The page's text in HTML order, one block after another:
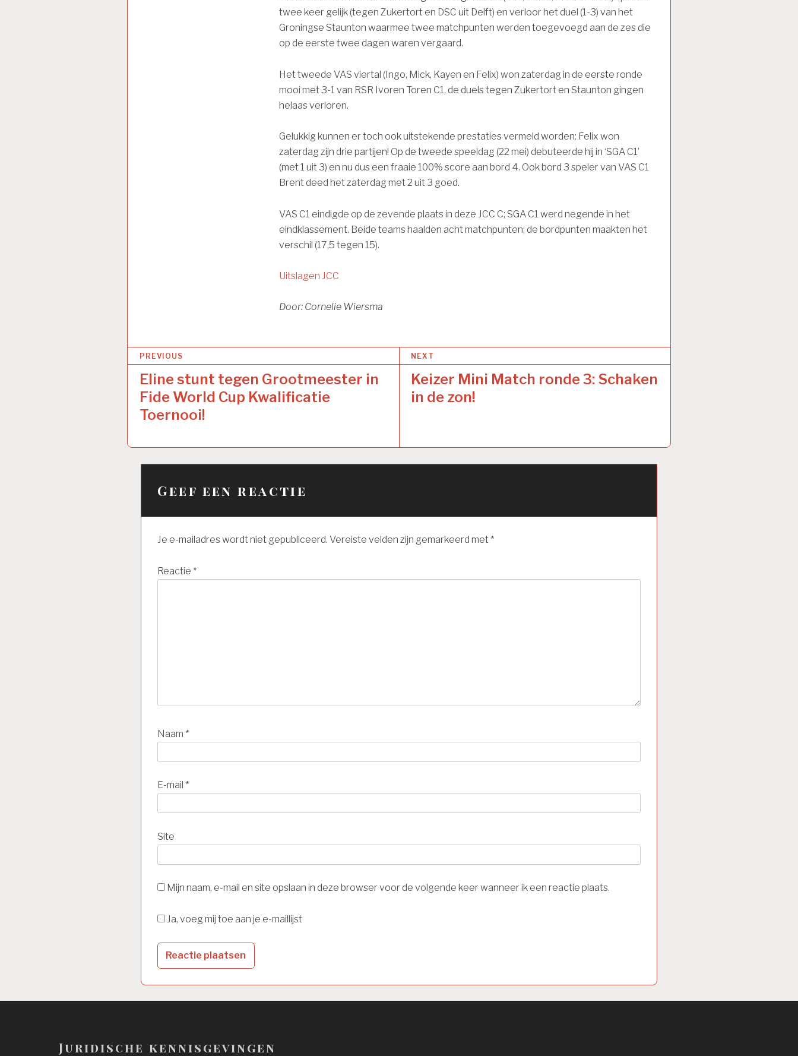
twee keer gelijk (tegen Zukertort en DSC uit Delft) en verloor het duel (1-3) van het
Groningse Staunton waarmee twee matchpunten werden toegevoegd aan de zes die
op de eerste twee dagen waren vergaard.
Het tweede VAS viertal (Ingo, Mick, Kayen en Felix) won zaterdag in de eerste ronde
mooi met 3-1 van RSR Ivoren Toren C1, de duels tegen Zukertort en Staunton gingen
helaas verloren.
Gelukkig kunnen er toch ook uitstekende prestaties vermeld worden: Felix won
zaterdag zijn drie partijen! Op de tweede speeldag (22 mei) debuteerde hij in ‘SGA C1’
(met 1 uit 3) en nu dus een fraaie 100% score aan bord 4. Ook bord 3 speler van VAS C1
Brent deed het zaterdag met 2 uit 3 goed.
VAS C1 eindigde op de zevende plaats in deze JCC C; SGA C1 werd negende in het
eindklassement. Beide teams haalden acht matchpunten; de bordpunten maakten het
verschil (17,5 tegen 15).
Uitslagen JCC
Door: Cornelie Wiersma
Bericht
navigatie
PREVIOUS
Eline stunt tegen Grootmeester in
Fide World Cup Kwalificatie
Toernooi!
NEXT
Keizer Mini Match ronde 3: Schaken
in de zon!
Geef een reactie
Je e-mailadres wordt niet gepubliceerd. Vereiste velden zijn gemarkeerd met *
Reactie *
Naam *
E-mail *
Site
Mijn naam, e-mail en site opslaan in deze browser voor de volgende keer wanneer ik een reactie plaats.
Ja, voeg mij toe aan je e-maillijst
Juridische kennisgevingen